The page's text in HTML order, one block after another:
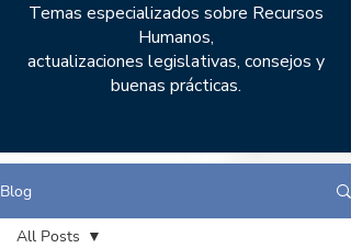
Temas especializados sobre Recursos
Humanos,
actualizaciones legislativas, consejos y
buenas prácticas.
Blog
All Posts